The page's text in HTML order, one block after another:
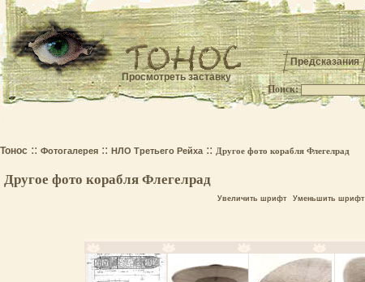
Предсказания
Поиск:
Тонос :: Фотогалерея :: НЛО Третьего Рейха :: Другое фото корабля Флегелрад
Другое фото корабля Флегелрад
Увеличить шрифт Уменьшить шрифт
Просмотреть заставку